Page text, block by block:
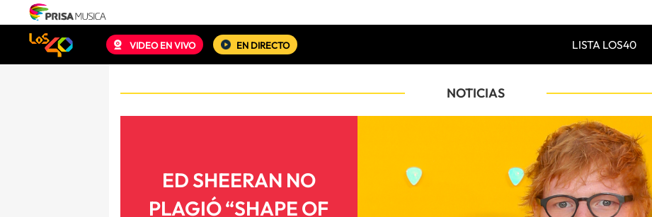
VIDEO EN VIVO EN DIRECTO LISTA LOS40
NOTICIAS
ED SHEERAN NO
PLAGIÓ “SHAPE OF